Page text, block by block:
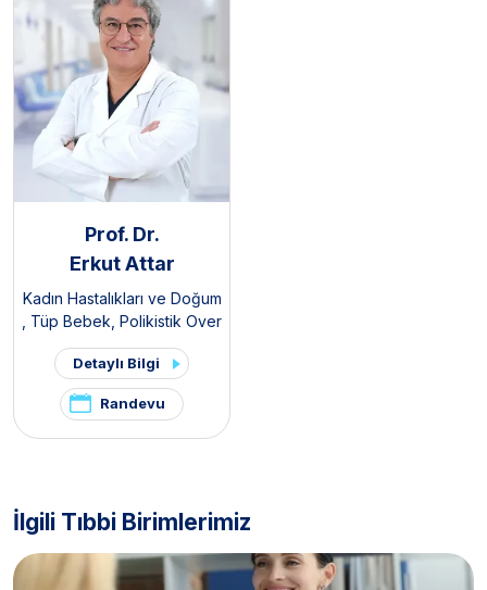
Prof. Dr.
Erkut Attar
Kadın Hastalıkları ve Doğum
Tüp Bebek Polikistik Over
Sendromu / PKOS ve
Hirsutizm Kliniği,Pelvik Ağrı
ve Endometriozis Kliniği
Detaylı Bilgi
Randevu
İlgili Tıbbi Birimlerimiz